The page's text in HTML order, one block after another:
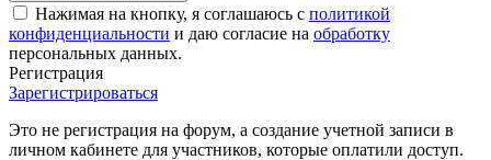
Нажимая на кнопку, я соглашаюсь с политикой
конфиденциальности и даю согласие на обработку
персональных данных.
Регистрация
Зарегистрироваться
Это не регистрация на форум, а создание учетной записи в
личном кабинете для участников, которые оплатили доступ.